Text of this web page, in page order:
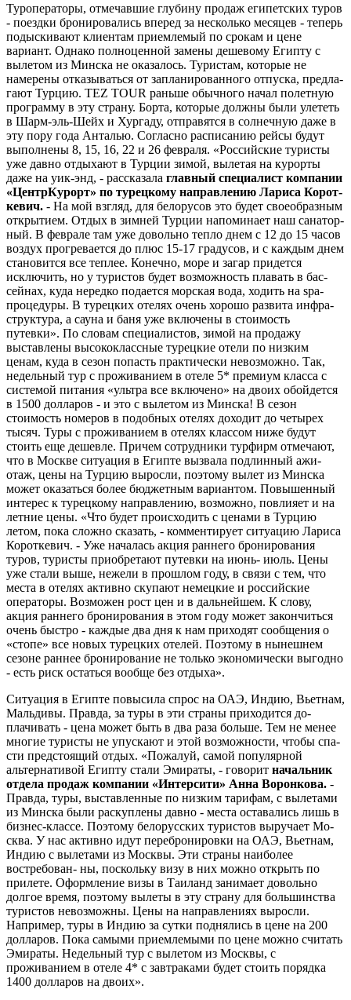
Туроператоры, отмечавшие глубину продаж египетских туров
- поездки бро­нировались вперед за несколько месяцев - теперь
подыскивают клиентам прием­лемый по срокам и цене
вариант. Однако полноценной замены дешевому Египту с
вылетом из Минска не оказалось. Тури­стам, которые не
намерены отказывать­ся от запланированного отпуска, предла­
гают Турцию. TEZ TOUR раньше обычного начал полетную
программу в эту страну. Борта, которые должны были улететь
в Шарм-эль-Шейх и Хургаду, отправятся в солнечную даже в
эту пору года Анталью. Согласно расписанию рейсы будут
вы­полнены 8, 15, 16, 22 и 26 февраля. «Рос­сийские туристы
уже давно отдыхают в Турции зимой, вылетая на курорты
даже на уик-энд, - рассказала главный специ­алист компании
«ЦентрКурорт» по ту­рецкому направлению Лариса Корот­
кевич. - На мой взгляд, для белорусов это будет своеобразным
открытием. Отдых в зимней Турции напоминает наш санатор­
ный. В феврале там уже довольно тепло днем с 12 до 15 часов
воздух прогрева­ется до плюс 15-17 градусов, и с каждым днем
становится все теплее. Конечно, море и загар придется
исключить, но у ту­ристов будет возможность плавать в бас­
сейнах, куда нередко подается морская вода, ходить на spа-
процедуры. В турец­ких отелях очень хорошо развита инфра­
структура, а сауна и баня уже включены в стоимость
путевки». По словам специ­алистов, зимой на продажу
выставлены высококлассные турецкие отели по низ­ким
ценам, куда в сезон попасть практи­чески невозможно. Так,
недельный тур с проживанием в отеле 5* премиум клас­са с
системой питания «ультра все вклю­чено» на двоих обойдется
в 1500 долла­ров - и это с вылетом из Минска! В сезон
стоимость номеров в подобных отелях доходит до четырех
тысяч. Туры с про­живанием в отелях классом ниже будут
стоить еще дешевле. Причем сотрудни­ки турфирм отмечают,
что в Москве си­туация в Египте вызвала подлинный ажи­
отаж, цены на Турцию выросли, поэтому вылет из Минска
может оказаться более бюджетным вариантом. Повышенный
ин­терес к турецкому направлению, возмож­но, повлияет и на
летние цены. «Что будет происходить с ценами в Турцию
летом, пока сложно сказать, - комментирует си­туацию Лариса
Короткевич. - Уже нача­лась акция раннего бронирования
туров, туристы приобретают путевки на июнь- июль. Цены
уже стали выше, нежели в прошлом году, в связи с тем, что
места в отелях активно скупают немецкие и рос­сийские
операторы. Возможен рост цен и в дальнейшем. К слову,
акция раннего бронирования в этом году может закон­читься
очень быстро - каждые два дня к нам приходят сообщения о
«стопе» все новых турецких отелей. Поэтому в ны­нешнем
сезоне раннее бронирование не только экономически выгодно
- есть риск остаться вообще без отдыха».
Ситуация в Египте повысила спрос на ОАЭ, Индию, Вьетнам,
Мальдивы. Прав­да, за туры в эти страны приходится до­
плачивать - цена может быть в два раза больше. Тем не менее
многие туристы не упускают и этой возможности, чтобы спа­
сти предстоящий отдых. «Пожалуй, са­мой популярной
альтернативой Египту стали Эмираты, - говорит начальник
от­дела продаж компании «Интерсити» Анна Воронкова. -
Правда, туры, выстав­ленные по низким тарифам, с вылетами
из Минска были раскуплены давно - ме­ста оставались лишь в
бизнес-классе. По­этому белорусских туристов выручает Мо­
сква. У нас активно идут перебронировки на ОАЭ, Вьетнам,
Индию с вылетами из Мо­сквы. Эти страны наиболее
востребован- ны, поскольку визу в них можно открыть по
прилете. Оформление визы в Таиланд занимает довольно
долгое время, поэто­му вылеты в эту страну для большинства
туристов невозможны. Цены на направле­ниях выросли.
Например, туры в Индию за сутки поднялись в цене на 200
долларов. Пока самыми приемлемыми по цене мож­но считать
Эмираты. Недельный тур с вы­летом из Москвы, с
проживанием в отеле 4* с завтраками будет стоить порядка
1400 долларов на двоих».